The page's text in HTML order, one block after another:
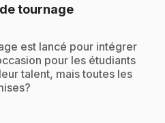
tournage.
est lancé pour intégrer
pour les étudiants
talent, mais toutes les